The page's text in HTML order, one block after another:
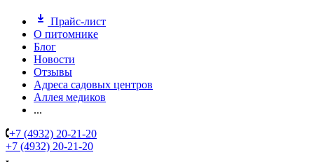
Прайс-лист
О питомнике
Блог
Новости
Отзывы
Адреса садовых центров
Аллея медиков
...
+7 (4932) 20-21-20
+7 (4932) 20-21-20